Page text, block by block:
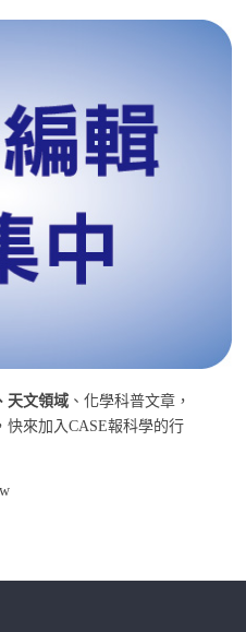
天文領域 、化學科普文章，
快來加入CASE報科學的行